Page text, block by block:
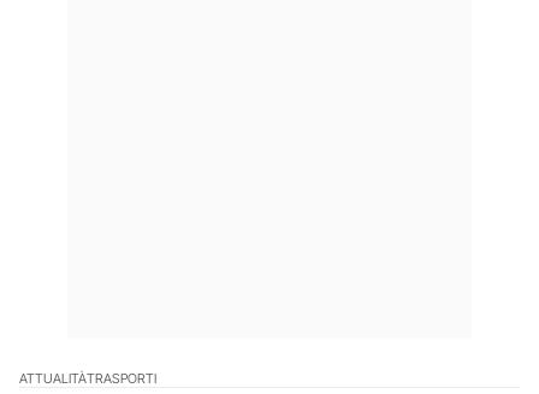
ATTUALITÀTRASPORTI